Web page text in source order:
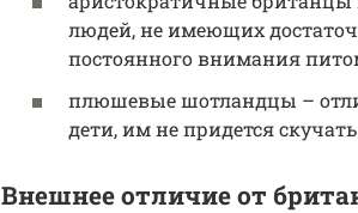
людей, не имеющих
постоянного внимания
плюшевые шотландцы –
дети, им не придется
Внешнее отличие от